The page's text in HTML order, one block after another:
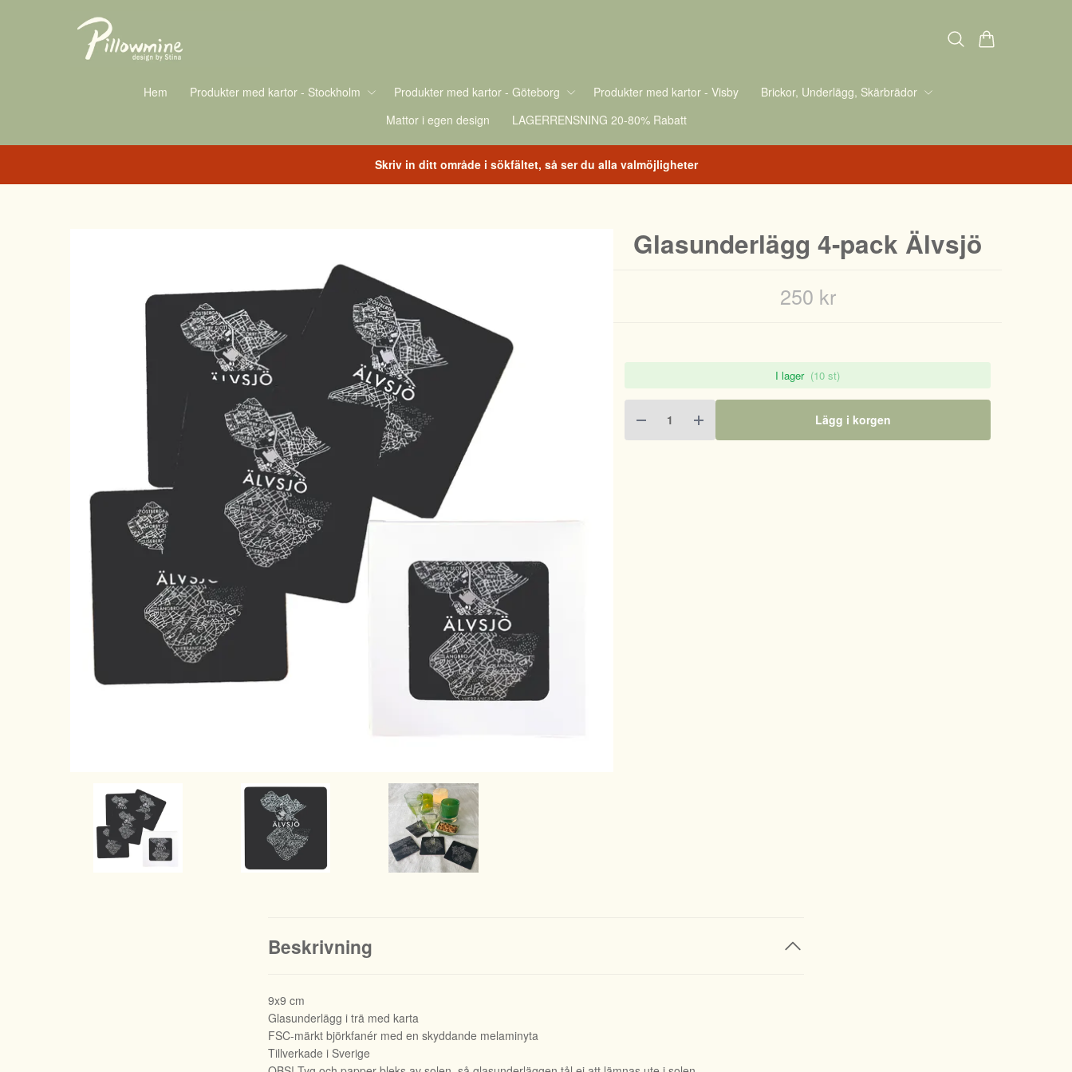
Hem Produkter med kartor - Stockholm Produkter med kartor - Göteborg Produkter med kartor - Visby
Brickor, Underlägg, Skärbrädor
Mattor i egen design
LAGERRENSNING 20-80% Rabatt
Skriv in ditt område i sökfältet, så ser du alla valmöjligheter
Glasunderlägg 4-pack Älvsjö
250 kr
I lager (10 st)
Lägg i korgen
Beskrivning
9x9 cm
Glasunderlägg i trä med karta
FSC-märkt björkfanér med en skyddande melaminyta
Tillverkade i Sverige